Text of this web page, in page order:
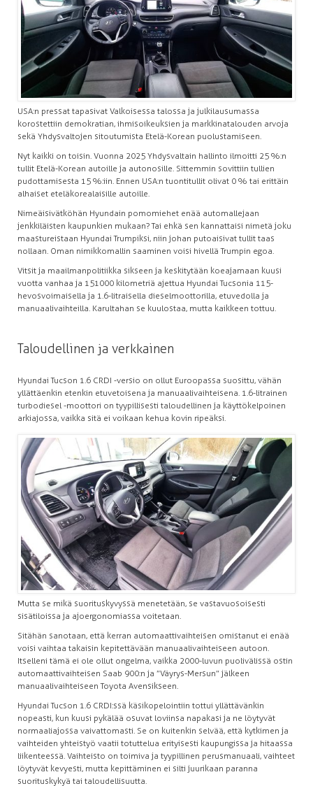
USA:n pressat tapasivat Valkoisessa talossa ja julkilausumassa
korostettiin demokratian, ihmisoikeuksien ja markkinatalouden arvoja
sekä Yhdysvaltojen sitoutumista Etelä-Korean puolustamiseen.
Nyt kaikki on toisin. Vuonna 2025 Yhdysvaltain hallinto ilmoitti 25 %:n
tullit Etelä-Korean autoille ja autonosille. Sittemmin sovittiin tullien
pudottamisesta 15 %:iin. Ennen USA:n tuontitullit olivat 0 % tai erittäin
alhaiset eteläkorealaisille autoille.
Nimeäisivätköhän Hyundain pomomiehet enää automallejaan
jenkkiläisten kaupunkien mukaan? Tai ehkä sen kannattaisi nimetä joku
maastureistaan Hyundai Trumpiksi, niin johan putoaisivat tullit taas
nollaan. Oman nimikkomallin saaminen voisi hivellä Trumpin egoa.
Vitsit ja maailmanpolitiikka sikseen ja keskitytään koeajamaan kuusi
vuotta vanhaa ja 151 000 kilometriä ajettua Hyundai Tucsonia 115-
hevosvoimaisella ja 1.6-litraisella dieselmoottorilla, etuvedolla ja
manuaalivaihteilla. Karultahan se kuulostaa, mutta kaikkeen tottuu.
Taloudellinen ja verkkainen
Hyundai Tucson 1.6 CRDI -versio on ollut Euroopassa suosittu, vähän
yllättäenkin etenkin etuvetoisena ja manuaalivaihteisena. 1.6-litrainen
turbodiesel -moottori on tyypillisesti taloudellinen ja käyttökelpoinen
arkiajossa, vaikka sitä ei voikaan kehua kovin ripeäksi.
Mutta se mikä suorituskyvyssä menetetään, se vastavuosoisesti
sisätiloissa ja ajoergonomiassa voitetaan.
Sitähän sanotaan, että kerran automaattivaihteisen omistanut ei enää
voisi vaihtaa takaisin kepitettävään manuaalivaihteiseen autoon.
Itselleni tämä ei ole ollut ongelma, vaikka 2000-luvun puolivälissä ostin
automaattivaihteisen Saab 900:n ja ”Väyrys-Mersun” jälkeen
manuaalivaihteiseen Toyota Avensikseen.
Hyundai Tucson 1.6 CRDI:ssä käsikopelointiin tottui yllättävänkin
nopeasti, kun kuusi pykälää osuvat loviinsa napakasi ja ne löytyvät
normaaliajossa vaivattomasti. Se on kuitenkin selvää, että kytkimen ja
vaihteiden yhteistyö vaatii totuttelua erityisesti kaupungissa ja hitaassa
liikenteessä. Vaihteisto on toimiva ja tyypillinen perusmanuaali, vaihteet
löytyvät kevyesti, mutta kepittäminen ei silti juurikaan paranna
suorituskykyä tai taloudellisuutta.